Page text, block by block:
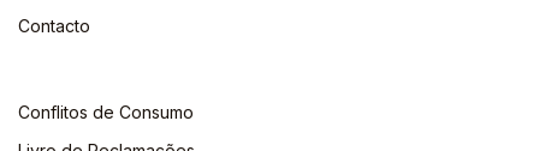
Contacto
Conflitos de Consumo